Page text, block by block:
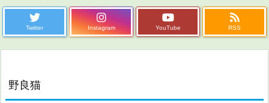
Twitter Instagram YouTube RSS
野良猫